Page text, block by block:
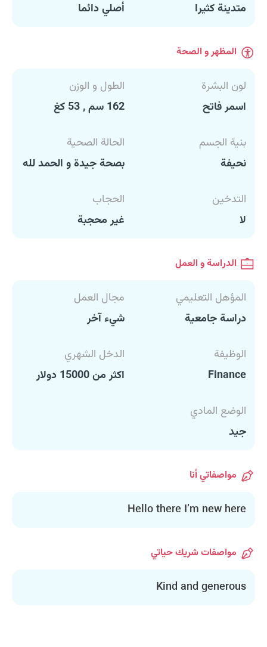
متدينة كثيرا
أصلي دائما
المظهر و الصحة
لون البشرة
اسمر فاتح
الطول و الوزن
162 سم , 53 كغ
بنية الجسم
نحيفة
الحالة الصحية
بصحة جيدة و الحمد لله
التدخين
لا
الحجاب
غير محجبة
الدراسة و العمل
المؤهل التعليمي
دراسة جامعية
مجال العمل
شيء آخر
الوظيفة
Finance
الدخل الشهري
اكثر من 15000 دولار
الوضع المادي
جيد
مواصفاتي أنا
Hello there I’m new here
مواصفات شريك حياتي
Kind and generous